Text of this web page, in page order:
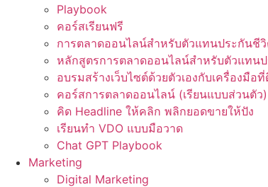
Playbook
คอร์สเรียนฟรี
การตลาดออนไลน์สำหรับตัวแทนประกันชีวิ
หลักสูตรการตลาดออนไลน์สำหรับตัวแทน
อบรมสร้างเว็บไซต์ด้วยตัวเองกับเครื่องมือ
คอร์สการตลาดออนไลน์ (เรียนแบบส่วนตัว)
คิด Headline ให้คลิก พลิกยอดขายให้ปัง
เรียนทำ VDO แบบมือวาด
Chat GPT Playbook
Marketing
Digital Marketing